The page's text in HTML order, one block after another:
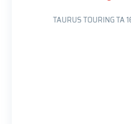
TAURUS TOURING TA